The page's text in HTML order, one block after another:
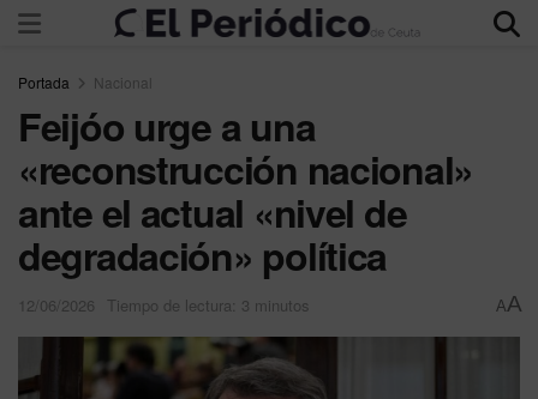
Portada Nacional
Feijóo urge a una
«reconstrucción nacional»
ante el actual «nivel de
degradación» política
12/06/2026 Tiempo de lectura: 3 minutos AA